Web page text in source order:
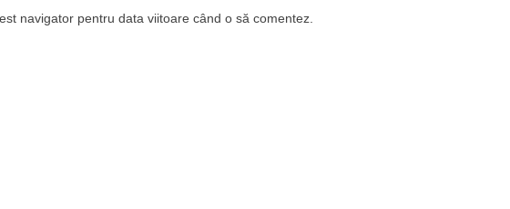
navigator pentru data viitoare când o să comentez.